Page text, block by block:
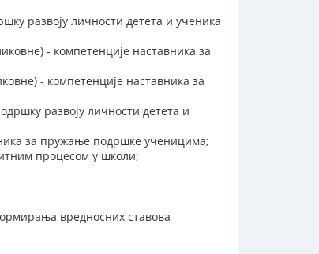
развоју личности детета и ученика
- компетенције наставника за
- компетенције наставника за
развоју личности детета и
за пружање подршке ученицима;
процесом у школи;
вредносних ставова